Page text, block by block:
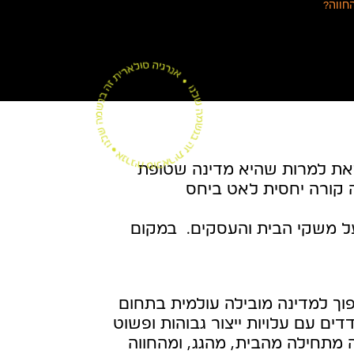
למרות שהיא מדינה שטופת
קורה יחסית לאט ביחס
משקי הבית והעסקים. במקום
למדינה מובילה עולמית בתחום
עם עלויות ייצור גבוהות ופשוט
מתחילה מהבית, מהגג, ומהחווה